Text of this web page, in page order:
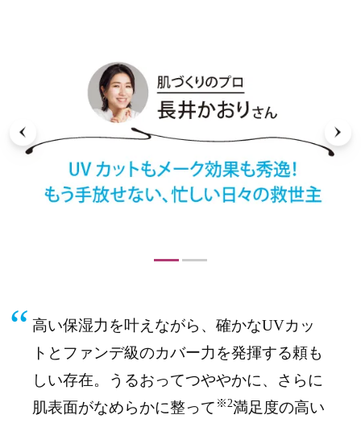
高い保湿力を叶えながら、確かなUVカッ
トとファンデ級のカバー力を発揮する頼も
しい存在。うるおってつややかに、さらに
肌表面がなめらかに整って ※2満足度の高い